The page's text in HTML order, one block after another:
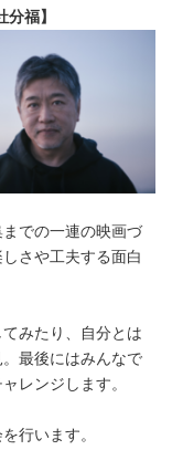
福】
での一連の映画づ
さや工夫する面白
みたり、自分とは
最後にはみんなで
レンジします。
行います。